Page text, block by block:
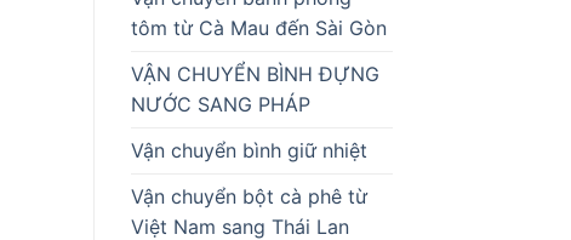
tôm từ Cà Mau đến Sài Gòn
VẬN CHUYỂN BÌNH ĐỰNG
NƯỚC SANG PHÁP
Vận chuyển bình giữ nhiệt
Vận chuyển bột cà phê từ
Việt Nam sang Thái Lan